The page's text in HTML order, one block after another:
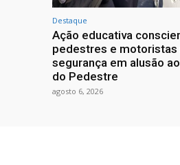
Destaque
Ação educativa
pedestres e motoristas
segurança em alusão
do Pedestre
agosto 6, 2026